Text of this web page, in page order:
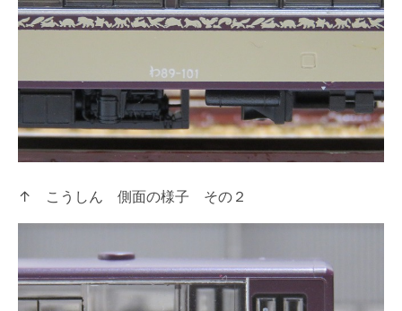
↑ こうしん 側面の様子 その２